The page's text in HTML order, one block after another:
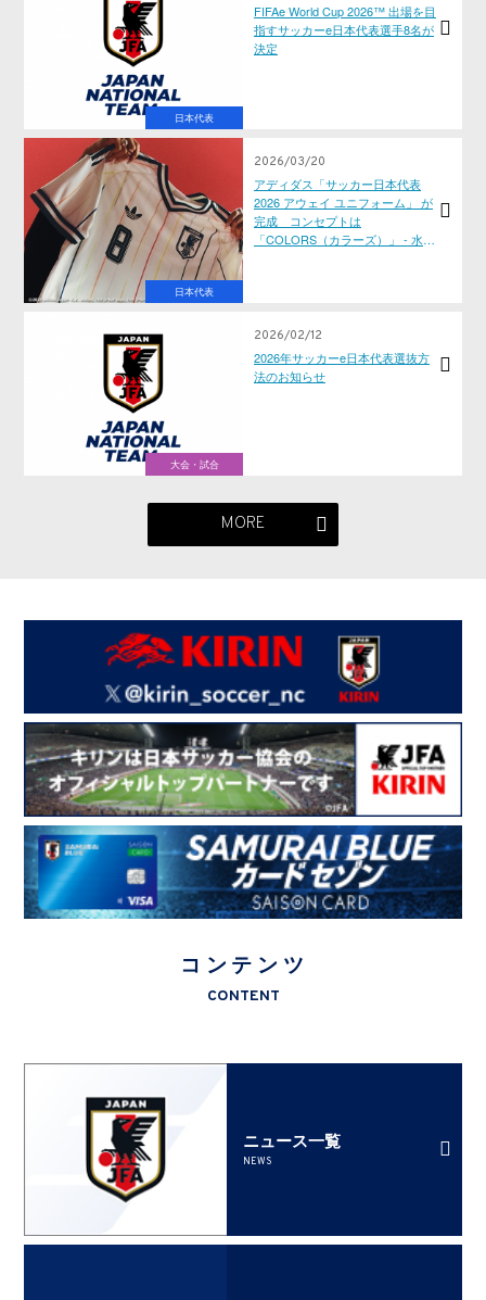
日本代表
FIFAe World Cup 2026™ 出場を目
指すサッカーe日本代表選手8名が
決定
日本代表
2026/03/20
アディダス「サッカー日本代表
2026 アウェイ ユニフォーム」 が
完成 コンセプトは
「COLORS（カラーズ）」 - 水平
大会・試合
2026/02/12
2026年サッカーe日本代表選抜方
法のお知らせ
MORE
コンテンツ
CONTENT
ニュース一覧
NEWS